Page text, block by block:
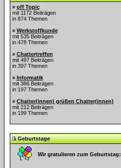
» off Topic
mit 1172 Beiträgen
in 874 Themen
» Werkstoffkunde
mit 535 Beiträgen
in 478 Themen
» Chattertreffen
mit 497 Beiträgen
in 397 Themen
» Informatik
mit 386 Beiträgen
in 197 Themen
» Chatter(innen) grüßen Chatter(innen)
mit 212 Beiträgen
in 199 Themen
Geburtstage
Wir gratulieren zum Geburtstag: